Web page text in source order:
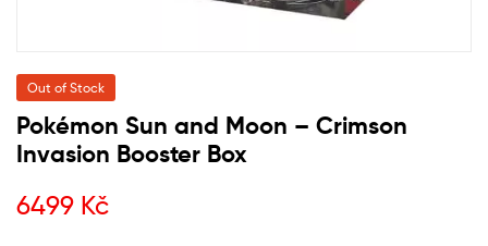
Out of Stock
Pokémon Sun and Moon – Crimson
Invasion Booster Box
6499 Kč